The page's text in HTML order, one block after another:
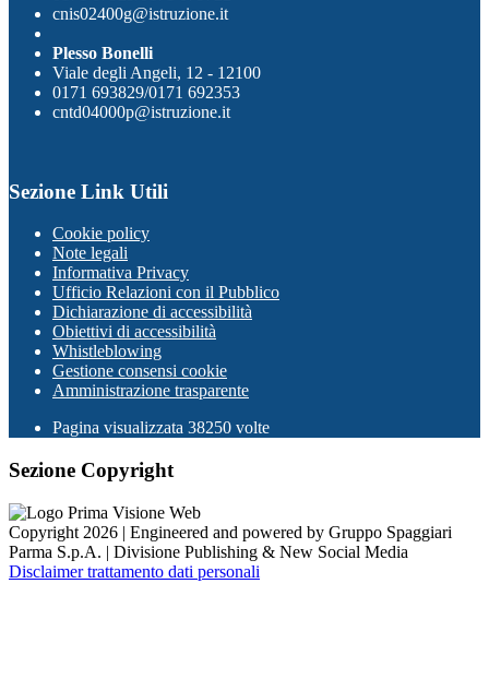
cnis02400g@istruzione.it
Plesso Bonelli
Viale degli Angeli, 12 - 12100
0171 693829/0171 692353
cntd04000p@istruzione.it
Sezione Link Utili
Cookie policy
Note legali
Informativa Privacy
Ufficio Relazioni con il Pubblico
Dichiarazione di accessibilità
Obiettivi di accessibilità
Whistleblowing
Gestione consensi cookie
Amministrazione trasparente
Pagina visualizzata 38250 volte
Sezione Copyright
Copyright 2026 | Engineered and powered by Gruppo Spaggiari
Parma S.p.A. | Divisione Publishing & New Social Media
Disclaimer trattamento dati personali